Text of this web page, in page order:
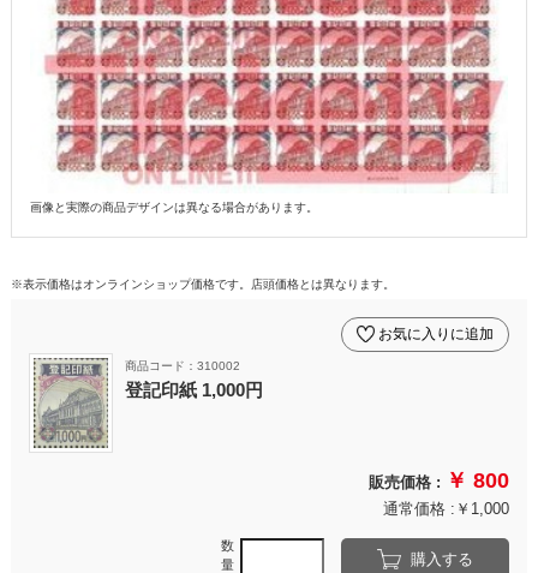
画像と実際の商品デザインは異なる場合があります。
※表示価格はオンラインショップ価格です。店頭価格とは異なります。
商品コード：310002
登記印紙 1,000円
お気に入りに追加
販売価格 : ￥ 800
通常価格 :￥1,000
数
量
購入する